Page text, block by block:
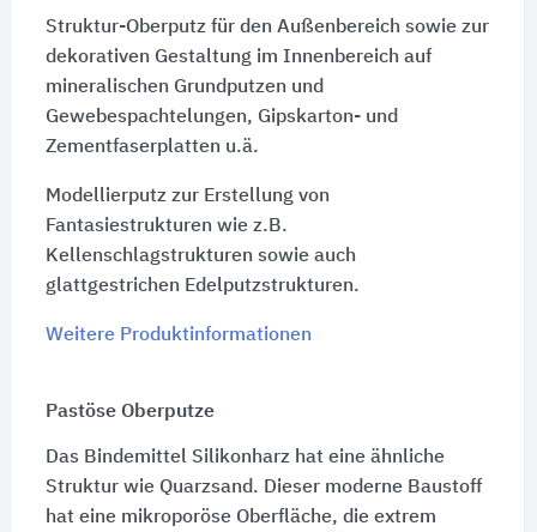
Struktur-Oberputz für den Außenbereich sowie zur
dekorativen Gestaltung im Innenbereich auf
mineralischen Grundputzen und
Gewebespachtelungen, Gipskarton- und
Zementfaserplatten u.ä.
Modellierputz zur Erstellung von
Fantasiestrukturen wie z.B.
Kellenschlagstrukturen sowie auch
glattgestrichen Edelputzstrukturen.
Weitere Produktinformationen
Pastöse Oberputze
Das Bindemittel Silikonharz hat eine ähnliche
Struktur wie Quarzsand. Dieser moderne Baustoff
hat eine mikroporöse Oberfläche, die extrem